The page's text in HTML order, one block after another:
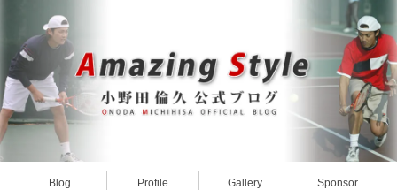
Blog Profile Gallery Sponsor